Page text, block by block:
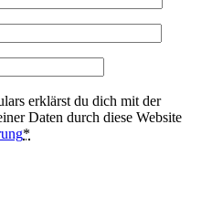
erklärst du dich mit der
Daten durch diese Website
*